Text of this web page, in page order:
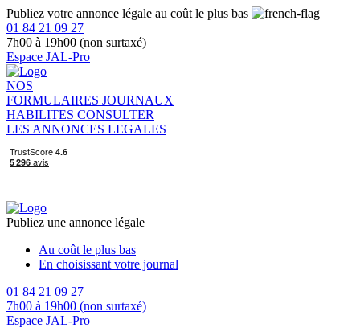
Publiez votre annonce légale au coût le plus bas
01 84 21 09 27
7h00 à 19h00 (non surtaxé)
Espace JAL-Pro
NOS
FORMULAIRES JOURNAUX
HABILITES CONSULTER
LES ANNONCES LEGALES
Publiez une annonce légale
Au coût le plus bas
En choisissant votre journal
01 84 21 09 27
7h00 à 19h00 (non surtaxé)
Espace JAL-Pro